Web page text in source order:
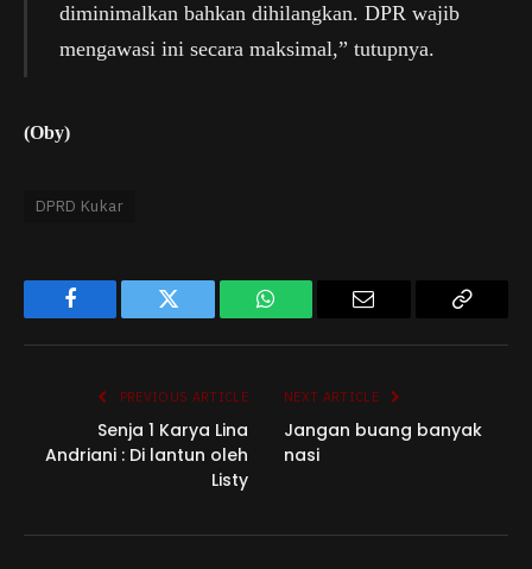
diminimalkan bahkan dihilangkan. DPR wajib
mengawasi ini secara maksimal,” tutupnya.
(Oby)
DPRD Kukar
Facebook Twitter WhatsApp
PREVIOUS ARTICLE
Senja 1 Karya Lina
Andriani : Di lantun oleh
Listy
NEXT ARTICLE
Jangan buang banyak
nasi